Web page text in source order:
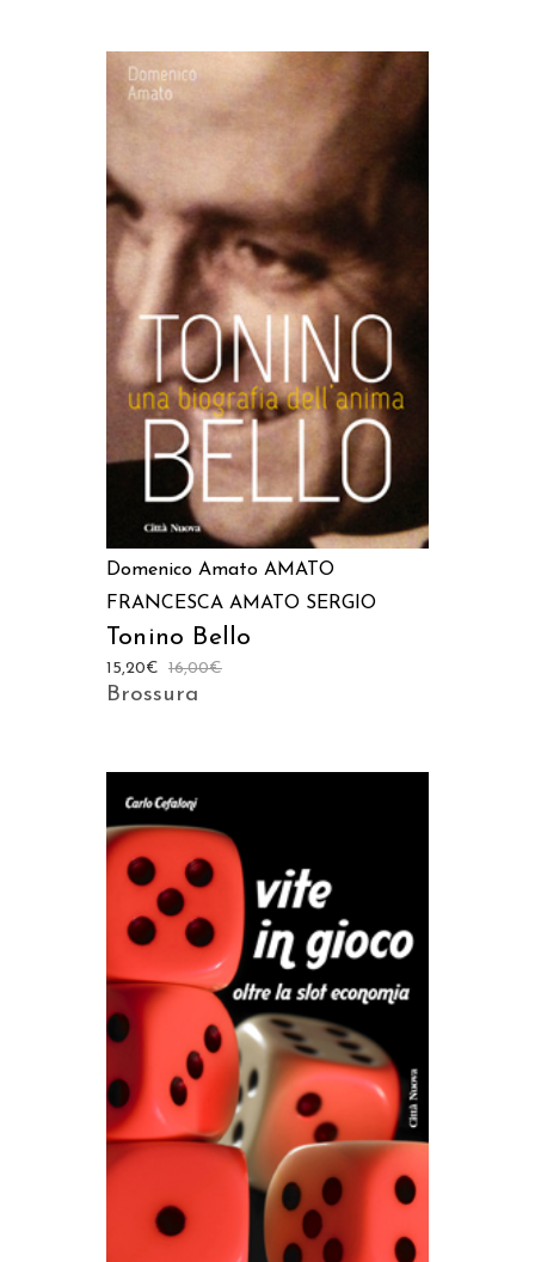
AGGIUNGI AL CARRELLO
Domenico Amato AMATO
FRANCESCA AMATO SERGIO
Tonino Bello
16,00€
15,20€
Brossura
AGGIUNGI AL CARRELLO